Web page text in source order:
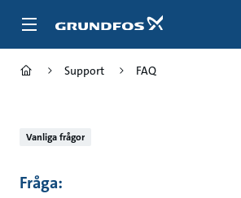
Support FAQ
Vanliga frågor
Fråga: